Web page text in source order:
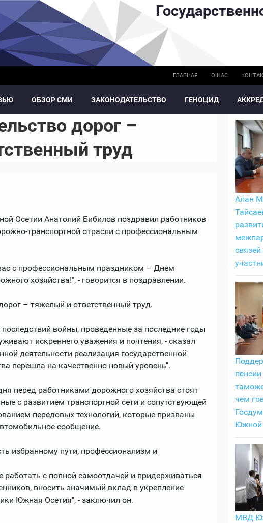
ГЛАВНАЯ О НАС
ОБЗОР СМИ ЗАКОНОДАТЕЛЬСТВО ГЕНОЦИД
дорог –
труд
Осетии Анатолий Бибилов поздравил работников
транспортной отрасли с профессиональным
с профессиональным праздником – Днем
хозяйства!", - говорится в поздравлении.
– тяжелый и ответственный труд.
войны, проведенные за последние годы
искреннего уважения и почтения, - сказал
деятельности реализация государственной
перешла на качественно новый уровень".
перед работниками дорожного хозяйства стоят
с развитием транспортной сети и сопутствующей
передовых технологий, которые призваны
сообщение.
избранному пути, профессионализм и
с полной самоотдачей и придерживаться
вносить значимый вклад в укрепление
Южная Осетия", - заключил он.
Алан
чем
Южной
МВД